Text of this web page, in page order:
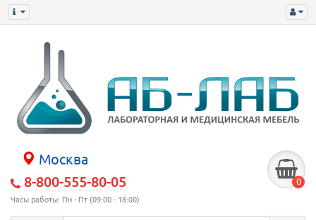
Москва
8-800-555-80-05
Часы работы: Пн - Пт (09:00 - 18:00)
0